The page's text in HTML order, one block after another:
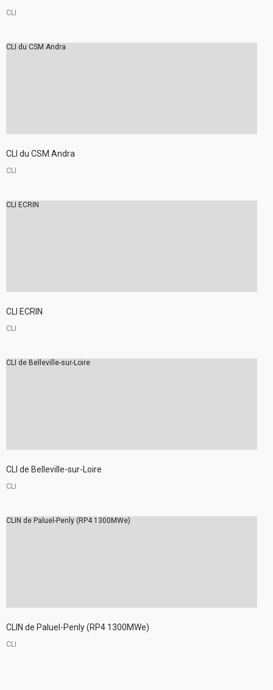
CLI
CLI du CSM Andra
CLI du CSM Andra
CLI
CLI ECRIN
CLI ECRIN
CLI
CLI de Belleville-sur-Loire
CLI de Belleville-sur-Loire
CLI
CLIN de Paluel-Penly (RP4 1300MWe)
CLIN de Paluel-Penly (RP4 1300MWe)
CLI